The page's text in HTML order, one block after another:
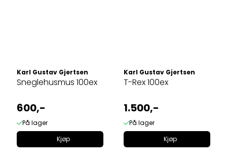
Karl Gustav Gjertsen
Sneglehusmus 100ex
600,-
På lager
Kjøp
Karl Gustav Gjertsen
T-Rex 100ex
1.500,-
På lager
Kjøp